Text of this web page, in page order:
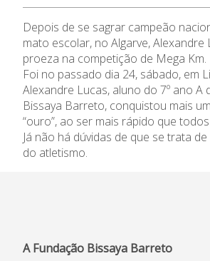
Instalações
Ofertas de emprego
Regulamentos
Jornal “O Coreto”
Privacidade
Oferta
Atividades de Interrupção
Letiva
Academia de Línguas
Ensino
Termalismo
Curso de Técnico/a de Apoio
à Família e à Comunidade
Ofertas de Emprego
Ano Letivo
de Educação
SIGE
Secretariado de Exames
Admissão
Notícias
Depois de se sagrar campeão
mato escolar, no Algarve, Alexandre
proeza na competição de Mega Km.
Foi no passado dia 24, sábado, em
Alexandre Lucas, aluno do 7º ano A
Bissaya Barreto, conquistou mais
“ouro”, ao ser mais rápido que
Já não há dúvidas de que se trata
do atletismo.
A Fundação Bissaya Barreto